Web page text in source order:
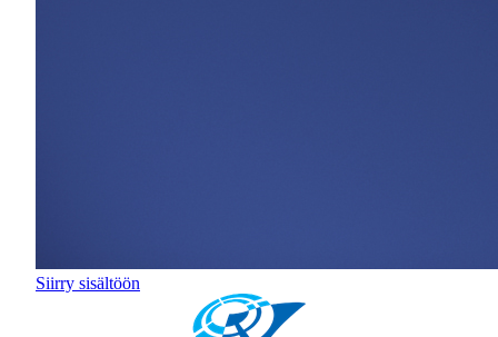
Siirry sisältöön